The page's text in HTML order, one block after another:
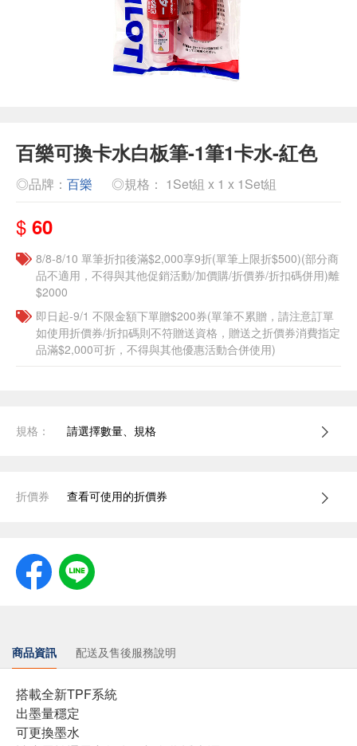
百樂可換卡水白板筆-1筆1卡水-紅色
◎品牌： 百樂 ◎規格： 1Set組 x 1 x 1Set組
$ 60
8/8-8/10 單筆折扣後滿$2,000享9折(單筆上限折$500)(部分商
品不適用，不得與其他促銷活動/加價購/折價券/折扣碼併用)離
$2000
即日起-9/1 不限金額下單贈$200券(單筆不累贈，請注意訂單
如使用折價券/折扣碼則不符贈送資格，贈送之折價券消費指定
品滿$2,000可折，不得與其他優惠活動合併使用)
規格： 請選擇數量、規格
折價券 查看可使用的折價券
商品資訊 配送及售後服務說明
搭載全新TPF系統
出墨量穩定
可更換墨水